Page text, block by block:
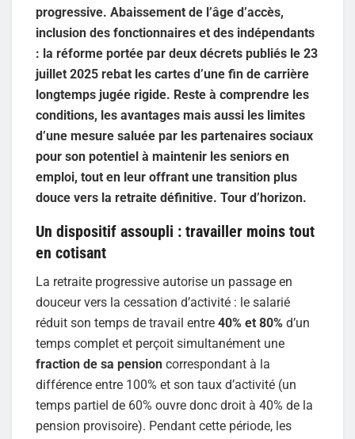
progressive. Abaissement de l’âge d’accès,
inclusion des fonctionnaires et des indépendants
: la réforme portée par deux décrets publiés le 23
juillet 2025 rebat les cartes d’une fin de carrière
longtemps jugée rigide. Reste à comprendre les
conditions, les avantages mais aussi les limites
d’une mesure saluée par les partenaires sociaux
pour son potentiel à maintenir les seniors en
emploi, tout en leur offrant une transition plus
douce vers la retraite définitive. Tour d’horizon.
Un dispositif assoupli : travailler moins tout
en cotisant
La retraite progressive autorise un passage en
douceur vers la cessation d’activité : le salarié
réduit son temps de travail entre 40% et 80% d’un
temps complet et perçoit simultanément une
fraction de sa pension correspondant à la
différence entre 100% et son taux d’activité (un
temps partiel de 60% ouvre donc droit à 40% de la
pension provisoire). Pendant cette période, les